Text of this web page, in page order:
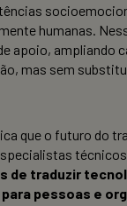
humanas.
apoio, ampliando
mas sem
que o futuro do
de traduzir
pessoas e